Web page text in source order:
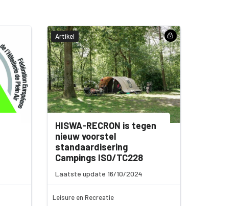
Artikel
HISWA-RECRON is tegen
nieuw voorstel
standaardisering
Campings ISO/TC228
Laatste update 16/10/2024
Leisure en Recreatie